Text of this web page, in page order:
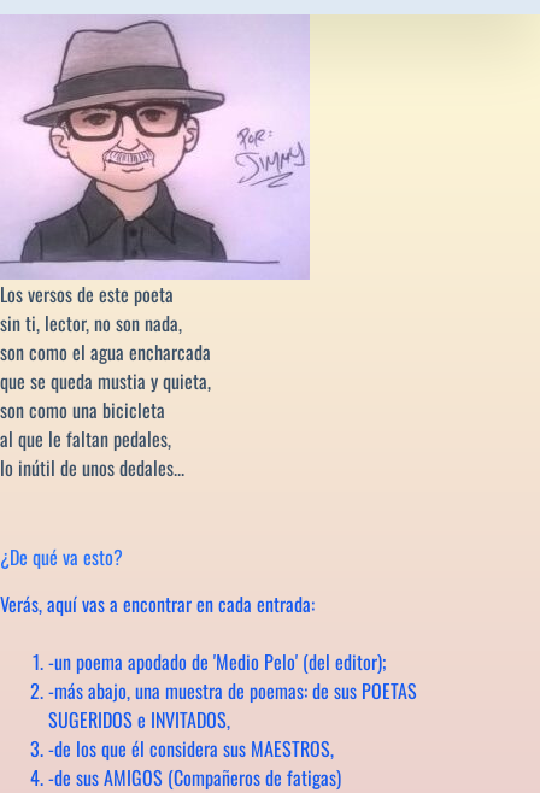
Los versos de este poeta
sin ti, lector, no son nada,
son como el agua encharcada
que se queda mustia y quieta,
son como una bicicleta
al que le faltan pedales,
lo inútil de unos dedales...
¿De qué va esto?
Verás, aquí vas a encontrar en cada entrada:
-un poema apodado de 'Medio Pelo' (del editor);
-más abajo, una muestra de poemas: de sus POETAS
SUGERIDOS e INVITADOS,
-de los que él considera sus MAESTROS,
-de sus AMIGOS (Compañeros de fatigas)